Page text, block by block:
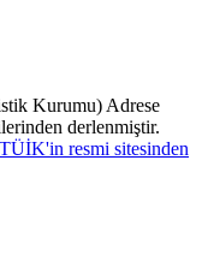
Kurumu) Adrese
derlenmiştir.
TÜİK'in resmi sitesinden